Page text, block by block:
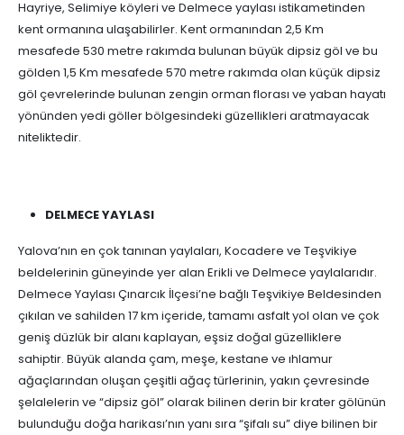
Hayriye, Selimiye köyleri ve Delmece yaylası istikametinden
kent ormanına ulaşabilirler. Kent ormanından 2,5 Km
mesafede 530 metre rakımda bulunan büyük dipsiz göl ve bu
gölden 1,5 Km mesafede 570 metre rakımda olan küçük dipsiz
göl çevrelerinde bulunan zengin orman florası ve yaban hayatı
yönünden yedi göller bölgesindeki güzellikleri aratmayacak
niteliktedir.
DELMECE YAYLASI
Yalova’nın en çok tanınan yaylaları, Kocadere ve Teşvikiye
beldelerinin güneyinde yer alan Erikli ve Delmece yaylalarıdır.
Delmece Yaylası Çınarcık İlçesi’ne bağlı Teşvikiye Beldesinden
çıkılan ve sahilden 17 km içeride, tamamı asfalt yol olan ve çok
geniş düzlük bir alanı kaplayan, eşsiz doğal güzelliklere
sahiptir. Büyük alanda çam, meşe, kestane ve ıhlamur
ağaçlarından oluşan çeşitli ağaç türlerinin, yakın çevresinde
şelalelerin ve “dipsiz göl” olarak bilinen derin bir krater gölünün
bulunduğu doğa harikası’nın yanı sıra “şifalı su” diye bilinen bir